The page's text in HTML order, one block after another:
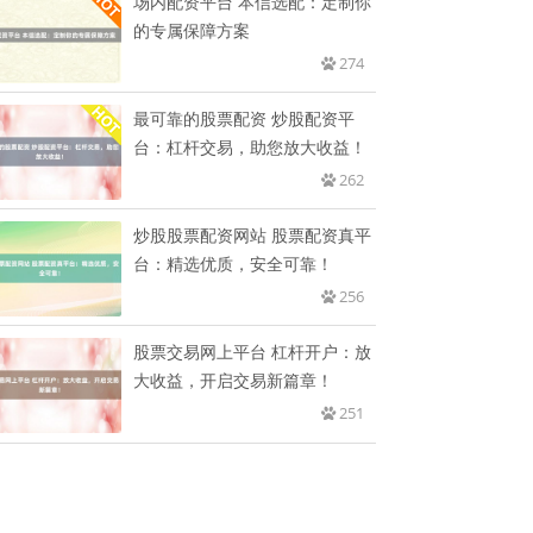
的专属保障方案
274
最可靠的股票配资 炒股配资平
台：杠杆交易，助您放大收益！
262
炒股股票配资网站 股票配资真平
台：精选优质，安全可靠！
256
股票交易网上平台 杠杆开户：放
大收益，开启交易新篇章！
251